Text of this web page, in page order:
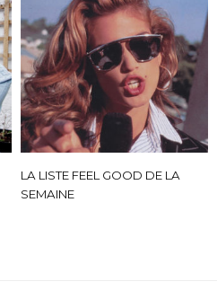
LA LISTE FEEL GOOD DE LA
SEMAINE